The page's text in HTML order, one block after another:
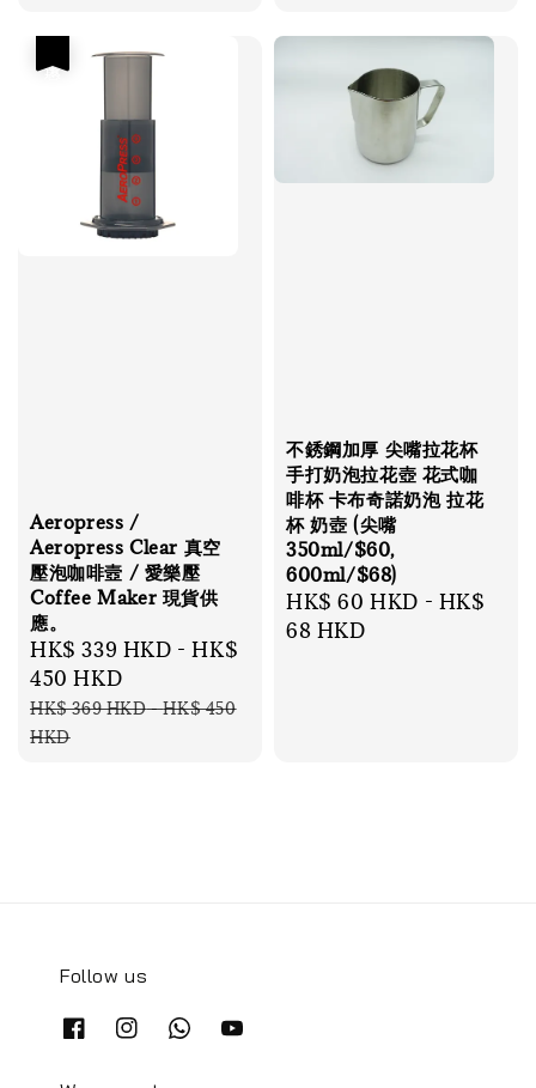
Aeropress /
Aeropress Clear 真空
壓泡咖啡壼 / 愛樂壓
Coffee Maker 現貨供
應。
Sale
price
HK$ 339 HKD -HK$
450 HKD
Regular
price
HK$ 369 HKD-HK$ 450
HKD
不銹鋼加厚 尖嘴拉花杯
手打奶泡拉花壺 花式咖
啡杯 卡布奇諾奶泡 拉花
杯 奶壺 (尖嘴
350ml/$60,
600ml/$68)
Regular
price
HK$ 60 HKD - HK$
68 HKD
Follow us